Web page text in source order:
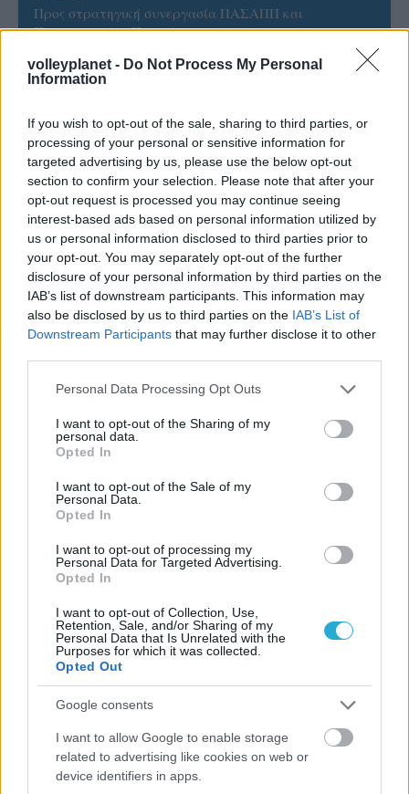
volleyplanet - Do Not Process My Personal
Information
If you wish to opt-out of the sale, sharing to third parties, or
processing of your personal or sensitive information for
targeted advertising by us, please use the below opt-out
section to confirm your selection. Please note that after your
opt-out request is processed you may continue seeing
interest-based ads based on personal information utilized by
us or personal information disclosed to third parties prior to
your opt-out. You may separately opt-out of the further
disclosure of your personal information by third parties on the
IAB’s list of downstream participants. This information may
also be disclosed by us to third parties on the IAB’s List of
Downstream Participants that may further disclose it to other
Please note that this website/app uses one or more Google
not limited to your visit or usage behaviour. You may click to
grant or deny consent to Google and its third-party tags to
use your data for below specified purposes in below Google
consent section.
Personal Data Processing Opt Outs
I want to opt-out of the Sharing of my
personal data.
Opted In
I want to opt-out of the Sale of my
Personal Data.
Opted In
I want to opt-out of processing my
Personal Data for Targeted Advertising.
Opted In
I want to opt-out of Collection, Use,
Retention, Sale, and/or Sharing of my
Personal Data that Is Unrelated with the
Purposes for which it was collected.
Opted Out
Google consents
I want to allow Google to enable storage
related to advertising like cookies on web or
device identifiers in apps.
Προς στρατηγική συνεργασία ΠΑΣΑΠΠ και
Πανεπιστημίου Πατρών
ΓΝΩΜΕΣ
ΠΕΝΥ ΡΟΝΤΟΓΙΑΝΝΗ
11/03/2026
Από την Περούτζια του 2000
στο σήμερα: Tο τρίτο
ευρωπαϊκό ραντεβού του
Παναθηναϊκού με την
ιστορία
ΗΛΙΑΣ ΠΑΠΑΪΩΑΝΝΟΥ
08/03/2026
Αναγνώριση και σεβασμός